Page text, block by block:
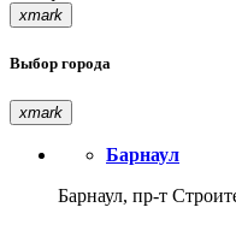
xmark
Выбор города
xmark
Барнаул
Барнаул, пр-т